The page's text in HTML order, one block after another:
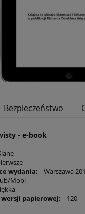
Bezpieczeństwo
- e-book
wydania:
Warszawa
Mobi
wersji papierowej: 120